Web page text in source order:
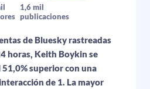
1,6 mil
publicaciones
de Bluesky rastreadas
horas, Keith Boykin se
superior con una
de 1. La mayor